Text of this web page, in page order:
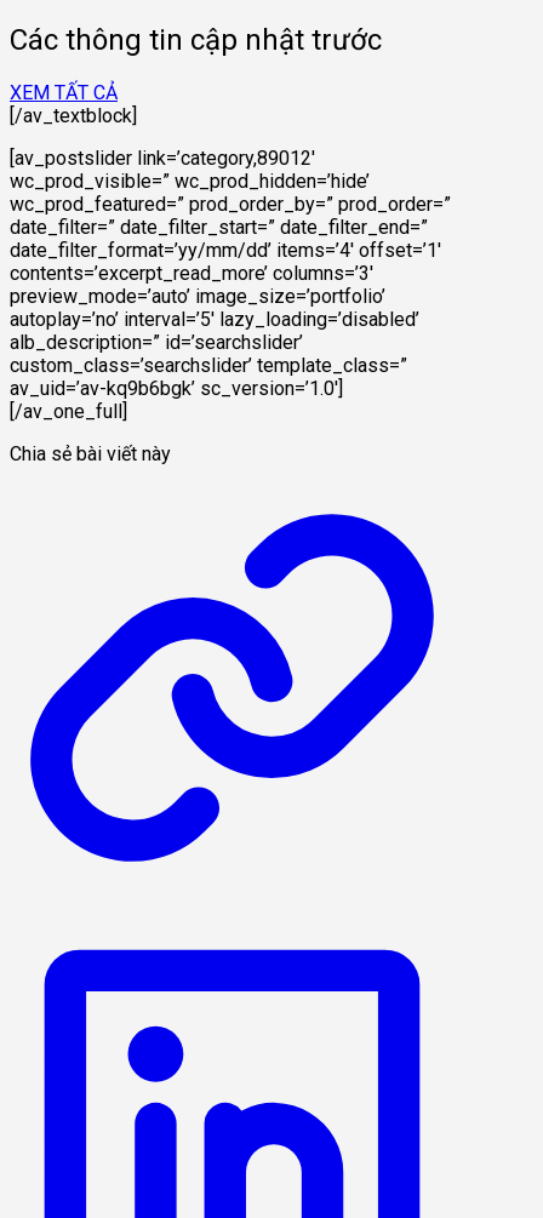
Các thông tin cập nhật trước
XEM TẤT CẢ
[/av_textblock]
[av_postslider link=’category,89012′
wc_prod_visible=” wc_prod_hidden=’hide’
wc_prod_featured=” prod_order_by=” prod_order=”
date_filter=” date_filter_start=” date_filter_end=”
date_filter_format=’yy/mm/dd’ items=’4′ offset=’1′
contents=’excerpt_read_more’ columns=’3′
preview_mode=’auto’ image_size=’portfolio’
autoplay=’no’ interval=’5′ lazy_loading=’disabled’
alb_description=” id=’searchslider’
custom_class=’searchslider’ template_class=”
av_uid=’av-kq9b6bgk’ sc_version=’1.0′]
[/av_one_full]
Chia sẻ bài viết này